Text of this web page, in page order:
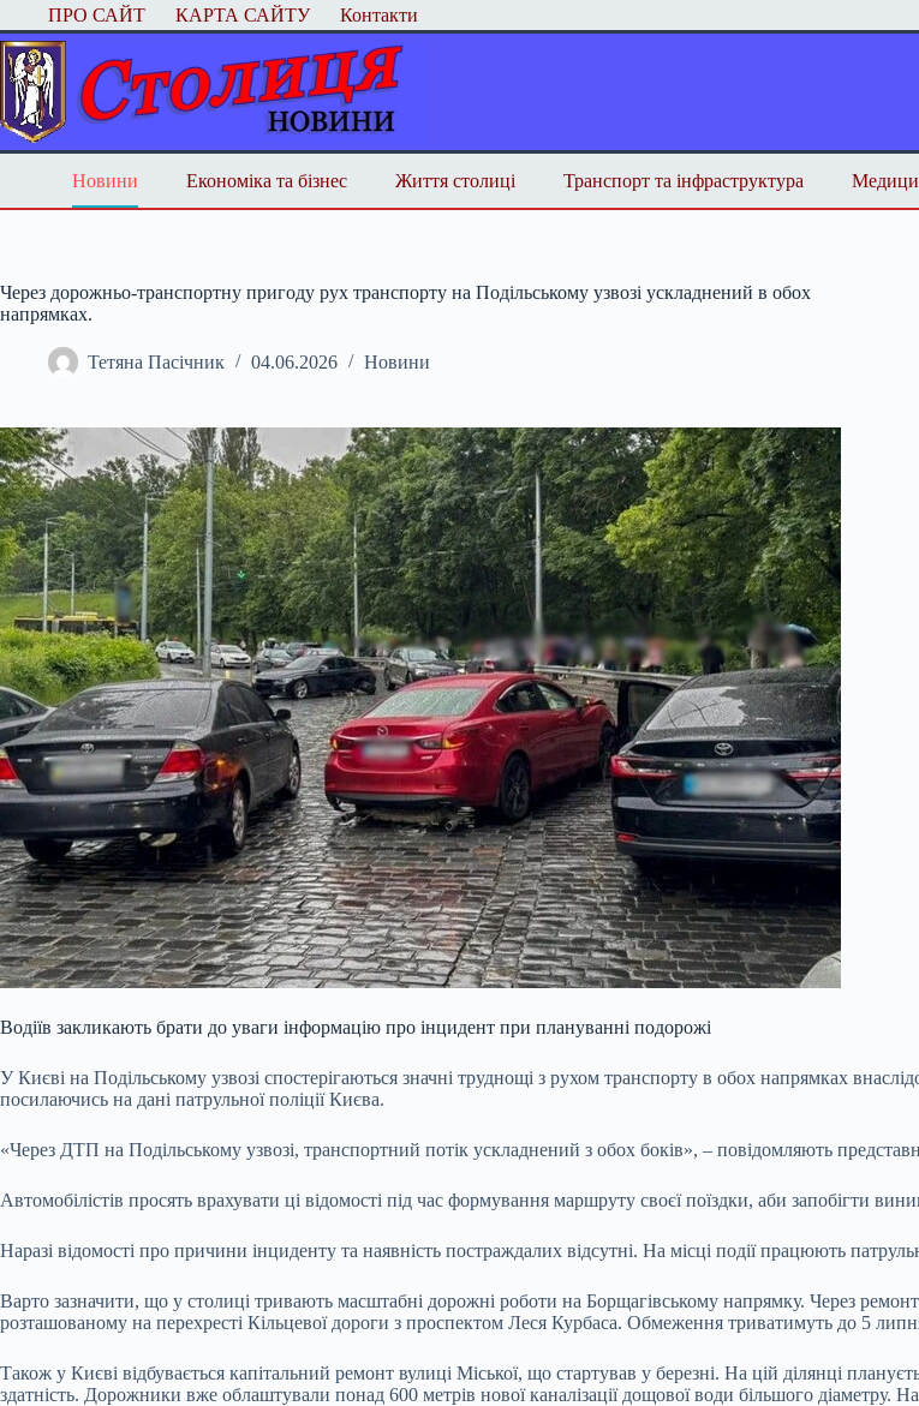
Перейти
до
вмісту
ПРО САЙТ КАРТА САЙТУ Контакти
Новини Економіка та бізнес Життя столиці Транспорт та інфраструктура
Через дорожньо-транспортну пригоду рух транспорту на Подільському узвозі ускладнений в обох
напрямках.
Тетяна Пасічник 04.06.2026 Новини
Водіїв закликають брати до уваги інформацію про інцидент при плануванні подорожі
У Києві на Подільському узвозі спостерігаються значні труднощі з рухом транспорту в обох напрямках
посилаючись на дані патрульної поліції Києва.
«Через ДТП на Подільському узвозі, транспортний потік ускладнений з обох боків», – повідомляють
Автомобілістів просять врахувати ці відомості під час формування маршруту своєї поїздки, аби запобігти
Наразі відомості про причини інциденту та наявність постраждалих відсутні. На місці події працюють
Варто зазначити, що у столиці тривають масштабні дорожні роботи на Борщагівському напрямку. Через
розташованому на перехресті Кільцевої дороги з проспектом Леся Курбаса. Обмеження триватимуть до 5
Також у Києві відбувається капітальний ремонт вулиці Міської, що стартував у березні. На цій ділянці
здатність. Дорожники вже облаштували понад 600 метрів нової каналізації дощової води більшого